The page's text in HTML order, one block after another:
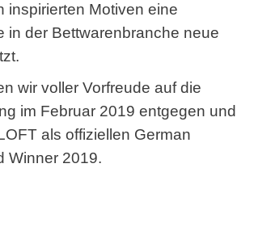
inspirierten Motiven eine
in der Bettwarenbranche neue
wir voller Vorfreude auf die
im Februar 2019 entgegen und
als offiziellen German
Winner 2019.